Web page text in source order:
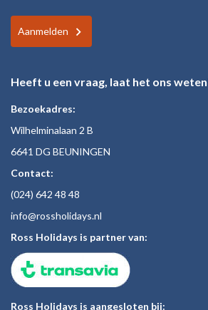
Aanmelden
Heeft u een vraag, laat het ons
Bezoekadres:
Wilhelminalaan 2 B
6641 DG BEUNINGEN
Contact:
(024) 642 48 48
info@rossholidays.nl
Ross Holidays is partner van:
Ross Holidays is aangesloten bij: